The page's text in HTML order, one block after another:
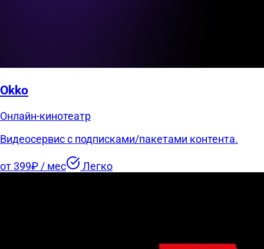
Okko
Онлайн-кинотеатр
Видеосервис с подписками/пакетами контента.
от 399₽ / мес Легко